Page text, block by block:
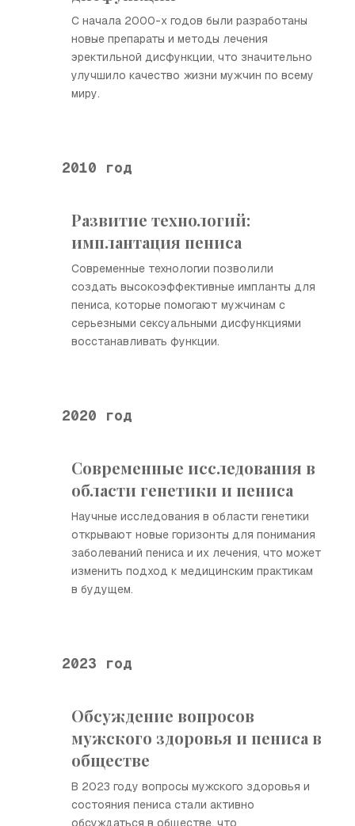
С начала 2000-х годов были разработаны
новые препараты и методы лечения
эректильной дисфункции, что значительно
улучшило качество жизни мужчин по всему
миру.
2010 год
Развитие технологий:
имплантация пениса
Современные технологии позволили
создать высокоэффективные импланты для
пениса, которые помогают мужчинам с
серьезными сексуальными дисфункциями
восстанавливать функции.
2020 год
Современные исследования в
области генетики и пениса
Научные исследования в области генетики
открывают новые горизонты для понимания
заболеваний пениса и их лечения, что может
изменить подход к медицинским практикам
в будущем.
2023 год
Обсуждение вопросов
мужского здоровья и пениса в
обществе
В 2023 году вопросы мужского здоровья и
состояния пениса стали активно
обсуждаться в обществе, что